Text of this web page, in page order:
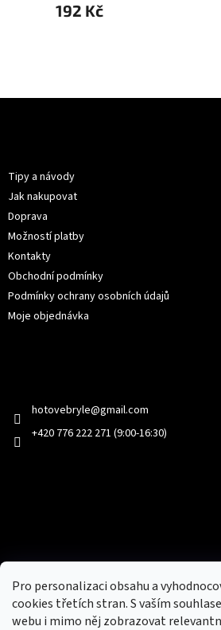
Pro personalizaci obsahu a
cookies třetích stran. S vaším
webu i mimo něj zobrazovat
192 Kč
Tipy a návody
Jak nakupovat
Doprava
Možností platby
Kontakty
Obchodní podmínky
Podmínky ochrany osobních údajů
Moje objednávka
hotovebryle@gmail.com
+420 776 222 271 (9:00-16:30)